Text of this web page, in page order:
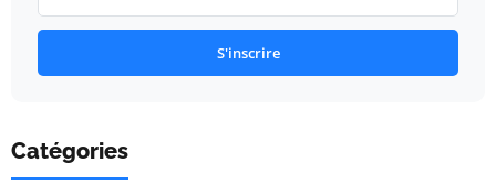
S'inscrire
Catégories